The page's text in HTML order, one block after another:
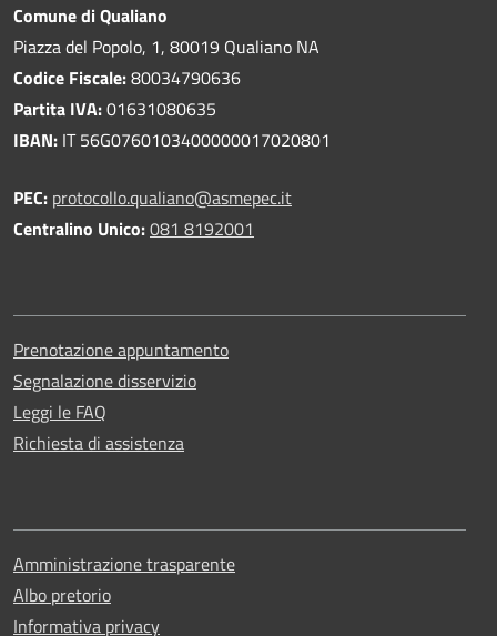
Comune di Qualiano
Piazza del Popolo, 1, 80019 Qualiano NA
Codice Fiscale:80034790636
Partita IVA:01631080635
IBAN: IT 56G0760103400000017020801
PEC: protocollo.qualiano@asmepec.it
Centralino Unico:081 8192001
Prenotazione appuntamento
Segnalazione disservizio
Leggi le FAQ
Richiesta di assistenza
Amministrazione trasparente
Albo pretorio
Informativa privacy